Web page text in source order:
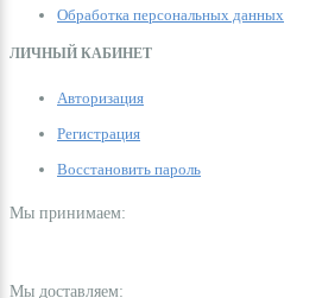
Обработка персональных данных
ЛИЧНЫЙ КАБИНЕТ
Авторизация
Регистрация
Восстановить пароль
Мы принимаем:
Мы доставляем: